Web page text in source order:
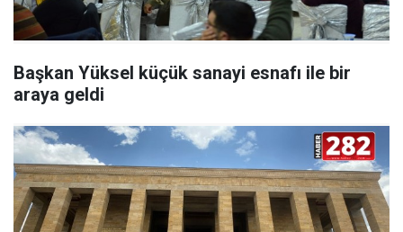
Başkan Yüksel küçük sanayi esnafı ile bir
araya geldi